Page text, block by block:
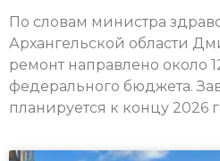
По словам министра
Архангельской области
ремонт направлено около
федерального бюджета.
планируется к концу 2026